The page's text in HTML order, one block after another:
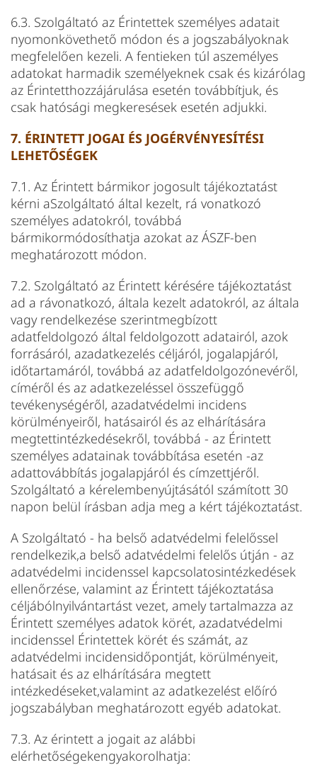
6.3. Szolgáltató az Érintettek személyes adatait
nyomonkövethető módon és a jogszabályoknak
megfelelően kezeli. A fentieken túl aszemélyes
adatokat harmadik személyeknek csak és kizárólag
az Érintetthozzájárulása esetén továbbítjuk, és
csak hatósági megkeresések esetén adjukki.
7. ÉRINTETT JOGAI ÉS JOGÉRVÉNYESÍTÉSI
LEHETŐSÉGEK
7.1. Az Érintett bármikor jogosult tájékoztatást
kérni aSzolgáltató által kezelt, rá vonatkozó
személyes adatokról, továbbá
bármikormódosíthatja azokat az ÁSZF-ben
meghatározott módon.
7.2. Szolgáltató az Érintett kérésére tájékoztatást
ad a rávonatkozó, általa kezelt adatokról, az általa
vagy rendelkezése szerintmegbízott
adatfeldolgozó által feldolgozott adatairól, azok
forrásáról, azadatkezelés céljáról, jogalapjáról,
időtartamáról, továbbá az adatfeldolgozónevéről,
címéről és az adatkezeléssel összefüggő
tevékenységéről, azadatvédelmi incidens
körülményeiről, hatásairól és az elhárítására
megtettintézkedésekről, továbbá - az Érintett
személyes adatainak továbbítása esetén -az
adattovábbítás jogalapjáról és címzettjéről.
Szolgáltató a kérelembenyújtásától számított 30
napon belül írásban adja meg a kért tájékoztatást.
A Szolgáltató - ha belső adatvédelmi felelőssel
rendelkezik,a belső adatvédelmi felelős útján - az
adatvédelmi incidenssel kapcsolatosintézkedések
ellenőrzése, valamint az Érintett tájékoztatása
céljábólnyilvántartást vezet, amely tartalmazza az
Érintett személyes adatok körét, azadatvédelmi
incidenssel Érintettek körét és számát, az
adatvédelmi incidensidőpontját, körülményeit,
hatásait és az elhárítására megtett
intézkedéseket,valamint az adatkezelést előíró
jogszabályban meghatározott egyéb adatokat.
7.3. Az érintett a jogait az alábbi
elérhetőségekengyakorolhatja: